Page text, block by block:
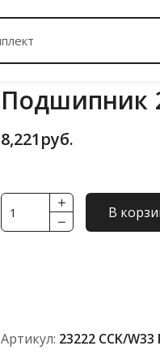
Подшипник
8,221руб.
Количество
товара
В
Артикул: 23222 CCK/W33